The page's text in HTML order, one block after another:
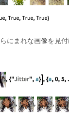
にまれな画像を見